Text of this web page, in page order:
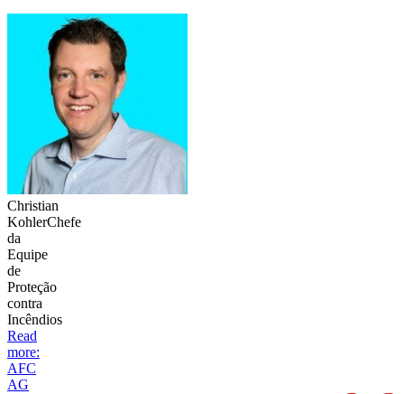
Christian
KohlerChefe
da
Equipe
de
Proteção
contra
Incêndios
Read
more:
AFC
AG